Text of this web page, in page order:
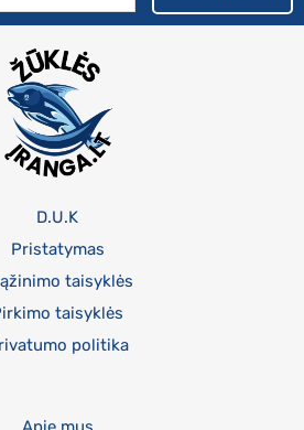
D.U.K
Pristatymas
taisyklės
taisyklės
politika